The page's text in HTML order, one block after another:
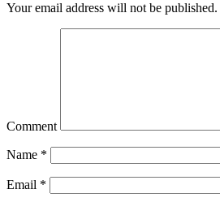
Your email address will not be published.
Comment
Name *
Email *